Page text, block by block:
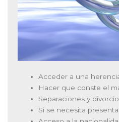
Acceder a una
Hacer que conste el
Separaciones y
Si se necesita